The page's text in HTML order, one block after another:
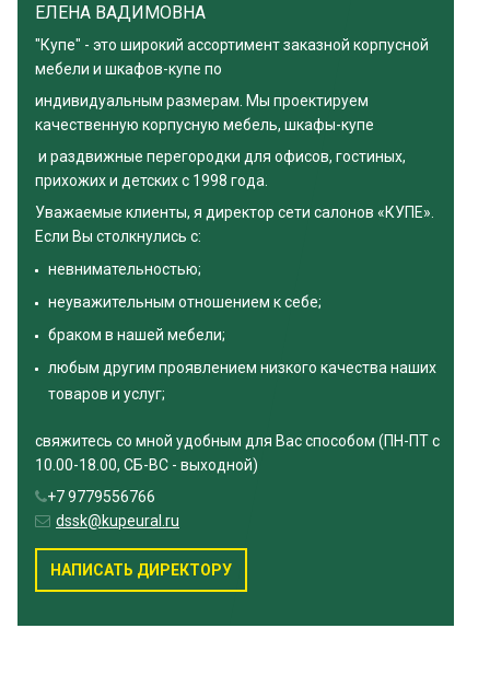
ЕЛЕНА ВАДИМОВНА
"Купе" - это широкий ассортимент заказной корпусной
мебели и шкафов-купе по
индивидуальным размерам. Мы проектируем
качественную корпусную мебель, шкафы-купе
и раздвижные перегородки для офисов, гостиных,
прихожих и детских с 1998 года.
Уважаемые клиенты, я директор сети салонов «КУПЕ».
Если Вы столкнулись с:
невнимательностью;
неуважительным отношением к себе;
браком в нашей мебели;
любым другим проявлением низкого качества наших
товаров и услуг;
свяжитесь со мной удобным для Вас способом (ПН-ПТ с
10.00-18.00, СБ-ВС - выходной)
+7 9779556766
dssk@kupeural.ru
НАПИСАТЬ ДИРЕКТОРУ